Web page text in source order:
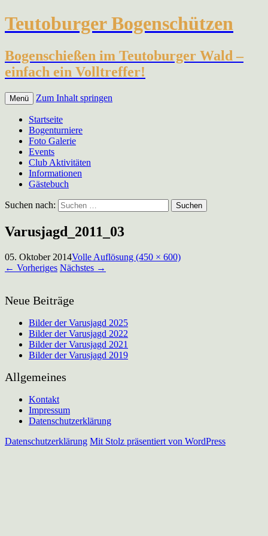
Teutoburger Bogenschützen
Bogenschießen im Teutoburger Wald –
einfach ein Volltreffer!
Menü Zum Inhalt springen
Startseite
Bogenturniere
Foto Galerie
Events
Club Aktivitäten
Informationen
Gästebuch
Suchen nach:
Varusjagd_2011_03
05. Oktober 2014Volle Auflösung (450 × 600)
← Vorheriges Nächstes →
Neue Beiträge
Bilder der Varusjagd 2025
Bilder der Varusjagd 2022
Bilder der Varusjagd 2021
Bilder der Varusjagd 2019
Allgemeines
Kontakt
Impressum
Datenschutzerklärung
Datenschutzerklärung Mit Stolz präsentiert von WordPress